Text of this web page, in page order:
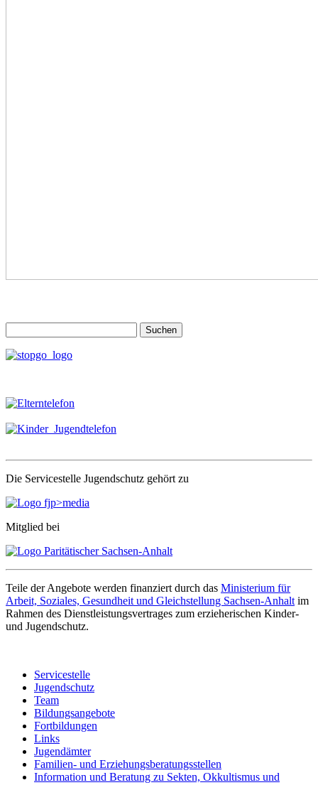
nach:
Die Servicestelle Jugendschutz gehört zu
Mitglied bei
Teile der Angebote werden finanziert durch das Ministerium für
Arbeit, Soziales, Gesundheit und Gleichstellung Sachsen-Anhalt im
Rahmen des Dienstleistungsvertrages zum erzieherischen Kinder-
und Jugendschutz.
Servicestelle
Jugendschutz
Team
Bildungsangebote
Fortbildungen
Links
Jugendämter
Familien- und Erziehungsberatungsstellen
Information und Beratung zu Sekten, Okkultismus und